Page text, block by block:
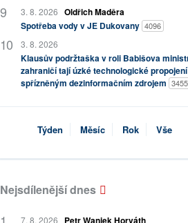
3. 8. 2026 Oldřich Maděra
Spotřeba vody v JE Dukovany 4096
3. 8. 2026
Klausův podržtaška v roli Babišova
zahraničí tají úzké technologické
spřízněným dezinformačním zdrojem 3455
Týden Měsíc Rok Vše
Nejsdílenější dnes
7. 8. 2026 Petr Waniek Horváth